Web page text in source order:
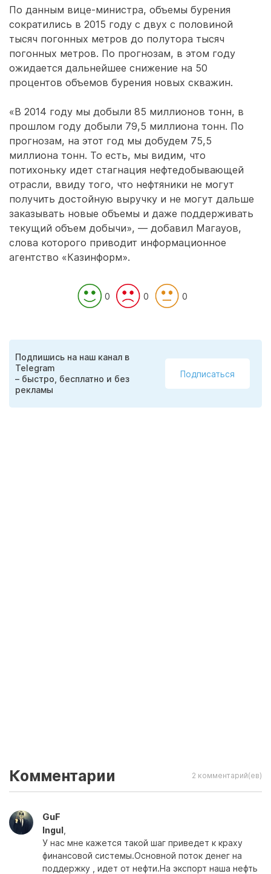
По данным вице-министра, объемы бурения
сократились в 2015 году с двух с половиной
тысяч погонных метров до полутора тысяч
погонных метров. По прогнозам, в этом году
ожидается дальнейшее снижение на 50
процентов объемов бурения новых скважин.
«В 2014 году мы добыли 85 миллионов тонн, в
прошлом году добыли 79,5 миллиона тонн. По
прогнозам, на этот год мы добудем 75,5
миллиона тонн. То есть, мы видим, что
потихоньку идет стагнация нефтедобывающей
отрасли, ввиду того, что нефтяники не могут
получить достойную выручку и не могут дальше
заказывать новые объемы и даже поддерживать
текущий объем добычи», — добавил Магауов,
слова которого приводит информационное
агентство «Казинформ».
0 0 0
Подпишись на наш канал в
Telegram
– быстро, бесплатно и без
рекламы
Подписаться
Комментарии 2 комментарий(ев)
GuF
Ingul
У нас мне кажется такой шаг приведет к краху
финансовой системы.Основной поток денег на
поддержку , идет от нефти.На экспорт наша нефть